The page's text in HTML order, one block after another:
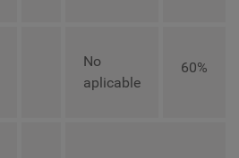
No
aplicable
60%